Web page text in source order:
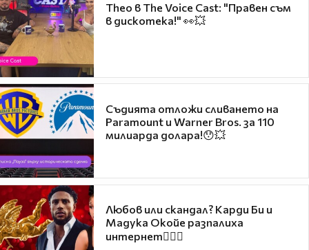
Theo в The Voice Cast: "Правен съм
в дискотека!" 👀💥
Съдията отложи сливането на
Paramount и Warner Bros. за 110
милиарда долара!😯💥
Любов или скандал? Карди Би и
Мадука Окойе разпалиха
интернет❤️‍🔥🔥